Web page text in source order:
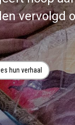
vervolgd
hun verhaal